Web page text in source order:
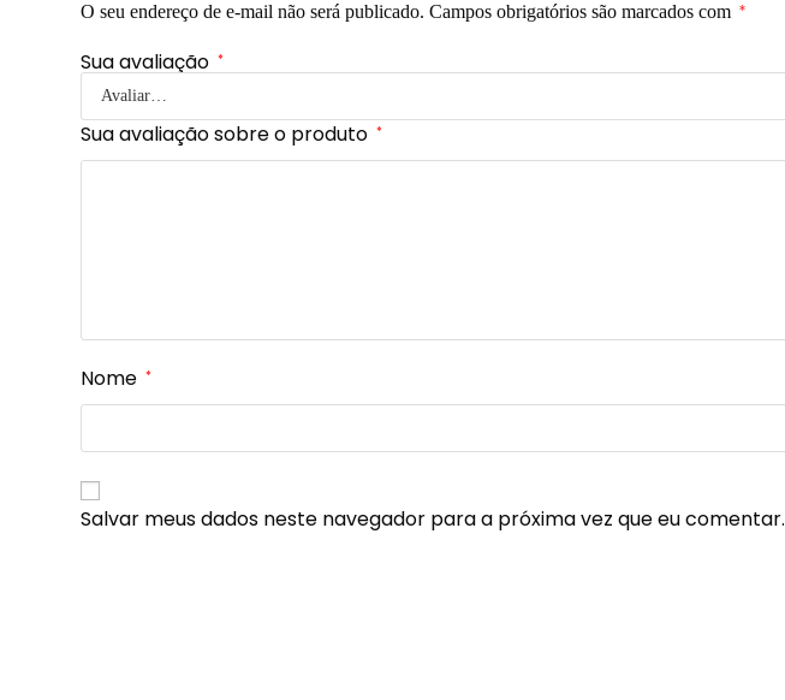
O seu endereço de e-mail não será publicado. Campos obrigatórios são marcados com *
Sua avaliação *
Sua avaliação sobre o produto *
Nome *
Salvar meus dados neste navegador para a próxima vez que eu comentar.